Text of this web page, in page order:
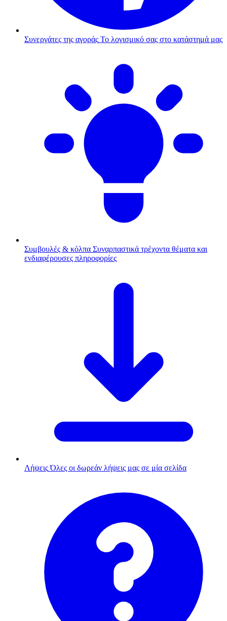
Συνεργάτες της αγοράς Το λογισμικό σας στο κατάστημά μας
Συμβουλές & κόλπα Συναρπαστικά τρέχοντα θέματα και
ενδιαφέρουσες πληροφορίες
Λήψεις Όλες οι δωρεάν λήψεις μας σε μία σελίδα